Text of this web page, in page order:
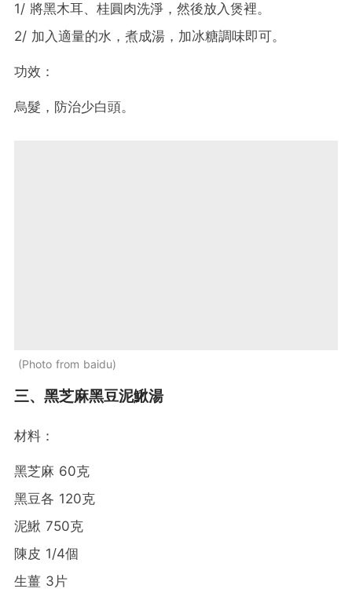
1/ 將黑木耳、桂圓肉洗淨，然後放入煲裡。
2/ 加入適量的水，煮成湯，加冰糖調味即可。
功效：
烏髮，防治少白頭。
Photo from baidu
三、黑芝麻黑豆泥鰍湯
材料：
黑芝麻 60克
黑豆各 120克
泥鰍 750克
陳皮 1/4個
生薑 3片